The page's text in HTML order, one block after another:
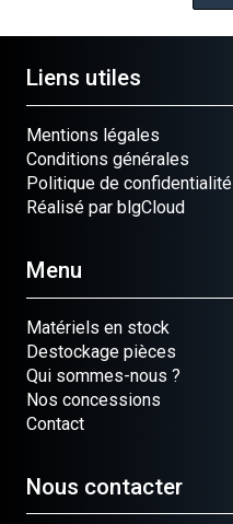
Liens utiles
Mentions légales
Conditions générales
Politique de confidentialité
Réalisé par blgCloud
Menu
Matériels en stock
Destockage pièces
Qui sommes-nous ?
Nos concessions
Contact
Nous contacter